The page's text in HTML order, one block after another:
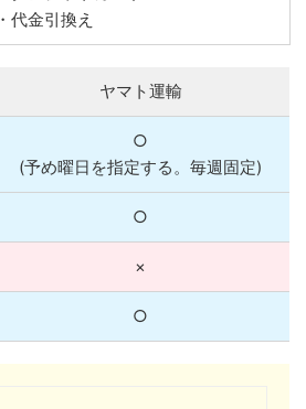
・代金引換え
ヤマト運輸
○
(予め曜日を指定する。毎週固定)
○
×
○